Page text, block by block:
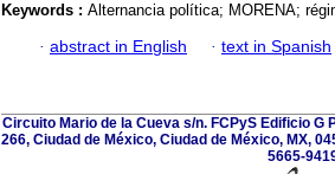
Keywords : Alternancia política; MORENA;
· abstract in English · text in Spanish
Circuito Mario de la Cueva s/n. FCPyS Edificio G
266, Ciudad de México, Ciudad de México, MX,
5665-